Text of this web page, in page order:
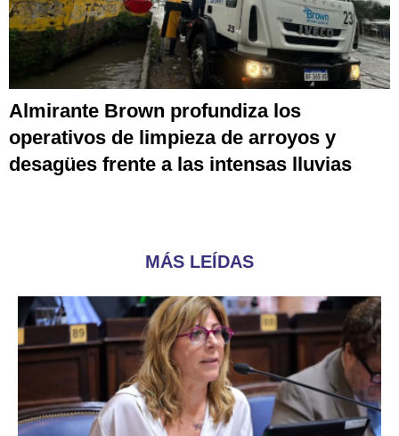
Almirante Brown profundiza los
operativos de limpieza de arroyos y
desagües frente a las intensas lluvias
MÁS LEÍDAS